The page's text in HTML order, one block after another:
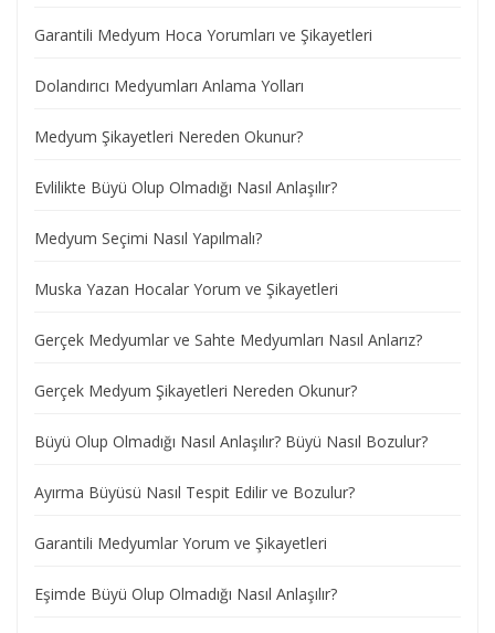
Garantili Medyum Hoca Yorumları ve Şikayetleri
Dolandırıcı Medyumları Anlama Yolları
Medyum Şikayetleri Nereden Okunur?
Evlilikte Büyü Olup Olmadığı Nasıl Anlaşılır?
Medyum Seçimi Nasıl Yapılmalı?
Muska Yazan Hocalar Yorum ve Şikayetleri
Gerçek Medyumlar ve Sahte Medyumları Nasıl Anlarız?
Gerçek Medyum Şikayetleri Nereden Okunur?
Büyü Olup Olmadığı Nasıl Anlaşılır? Büyü Nasıl Bozulur?
Ayırma Büyüsü Nasıl Tespit Edilir ve Bozulur?
Garantili Medyumlar Yorum ve Şikayetleri
Eşimde Büyü Olup Olmadığı Nasıl Anlaşılır?